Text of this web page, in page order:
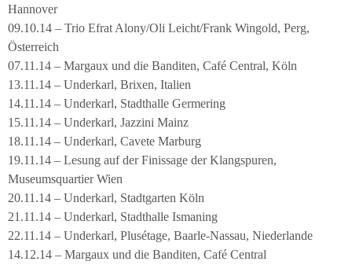
Hannover
09.10.14 – Trio Efrat Alony/Oli Leicht/Frank Wingold, Perg,
Österreich
07.11.14 – Margaux und die Banditen, Café Central, Köln
13.11.14 – Underkarl, Brixen, Italien
14.11.14 – Underkarl, Stadthalle Germering
15.11.14 – Underkarl, Jazzini Mainz
18.11.14 – Underkarl, Cavete Marburg
19.11.14 – Lesung auf der Finissage der Klangspuren,
Museumsquartier Wien
20.11.14 – Underkarl, Stadtgarten Köln
21.11.14 – Underkarl, Stadthalle Ismaning
22.11.14 – Underkarl, Plusétage, Baarle-Nassau, Niederlande
14.12.14 – Margaux und die Banditen, Café Central